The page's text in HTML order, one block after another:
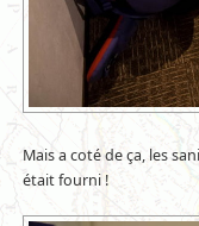
Mais a coté de ça, les
était fourni !